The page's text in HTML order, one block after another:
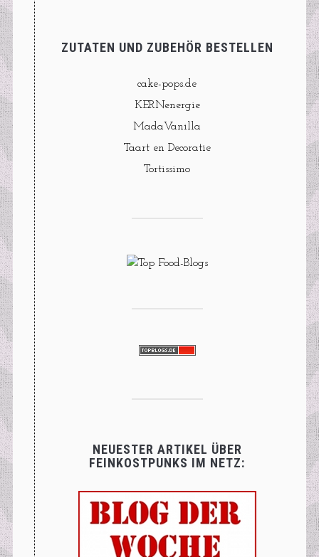
ZUTATEN UND ZUBEHÖR BESTELLEN
cake-pops.de
KERNenergie
MadaVanilla
Taart en Decoratie
Tortissimo
NEUESTER ARTIKEL ÜBER
FEINKOSTPUNKS IM NETZ: